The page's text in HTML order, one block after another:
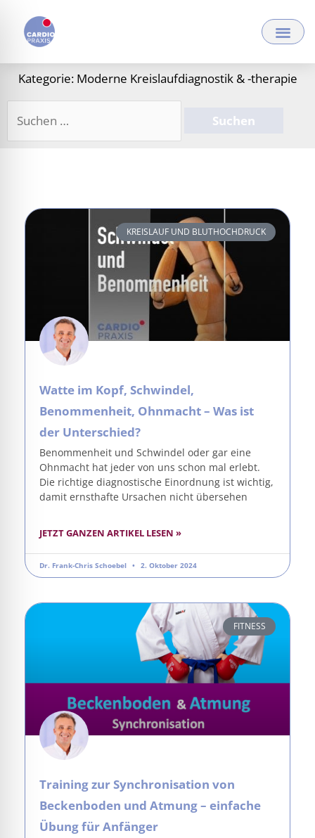
Inhalt
springen
Kategorie: Moderne Kreislaufdiagnostik & -therapie
KREISLAUF UND BLUTHOCHDRUCK
Watte im Kopf, Schwindel,
Benommenheit, Ohnmacht – Was ist
der Unterschied?
Benommenheit und Schwindel oder gar eine
Ohnmacht hat jeder von uns schon mal erlebt.
Die richtige diagnostische Einordnung ist wichtig,
damit ernsthafte Ursachen nicht übersehen
JETZT GANZEN ARTIKEL LESEN »
Dr. Frank-Chris Schoebel 2. Oktober 2024
FITNESS
Training zur Synchronisation von
Beckenboden und Atmung – einfache
Übung für Anfänger